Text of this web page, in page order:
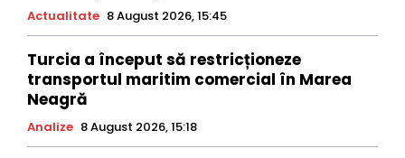
Actualitate 8 August 2026, 15:45
Turcia a început să restricționeze
transportul maritim comercial în Marea
Neagră
Analize 8 August 2026, 15:18